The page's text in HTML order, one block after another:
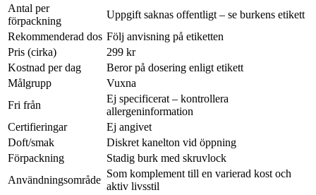
Antal per
förpackning
Uppgift saknas offentligt – se burkens etikett
Rekommenderad dos Följ anvisning på etiketten
Pris (cirka)
299 kr
Kostnad per dag
Beror på dosering enligt etikett
Målgrupp
Vuxna
Fri från
Ej specificerat – kontrollera
allergeninformation
Certifieringar
Ej angivet
Doft/smak
Diskret kanelton vid öppning
Förpackning
Stadig burk med skruvlock
Användningsområde
Som komplement till en varierad kost och
aktiv livsstil